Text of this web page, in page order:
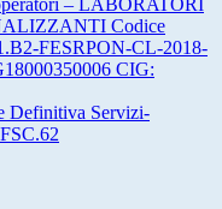
– LABORATORI
Codice
FESRPON-CL-2018-
CIG:
Definitiva Servizi-